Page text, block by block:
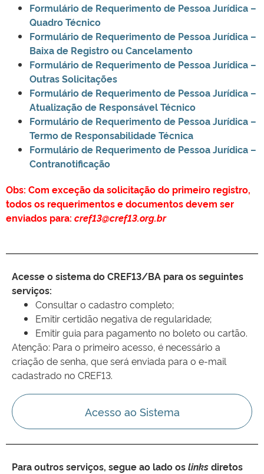
Formulário de Requerimento de Pessoa Jurídica –
Quadro Técnico
Formulário de Requerimento de Pessoa Jurídica –
Baixa de Registro ou Cancelamento
Formulário de Requerimento de Pessoa Jurídica –
Outras Solicitações
Formulário de Requerimento de Pessoa Jurídica –
Atualização de Responsável Técnico
Formulário de Requerimento de Pessoa Jurídica –
Termo de Responsabilidade Técnica
Formulário de Requerimento de Pessoa Jurídica –
Contranotificação
Obs: Com exceção da solicitação do primeiro registro,
todos os requerimentos e documentos devem ser
enviados para: cref13@cref13.org.br
Acesse o sistema do CREF13/BA para os seguintes
serviços:
Consultar o cadastro completo;
Emitir certidão negativa de regularidade;
Emitir guia para pagamento no boleto ou cartão.
Atenção: Para o primeiro acesso, é necessário a
criação de senha, que será enviada para o e-mail
cadastrado no CREF13.
Acesso ao Sistema
Para outros serviços, segue ao lado oslinksdiretos